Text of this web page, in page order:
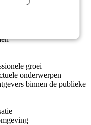
groei
onderwerpen
binnen de publieke